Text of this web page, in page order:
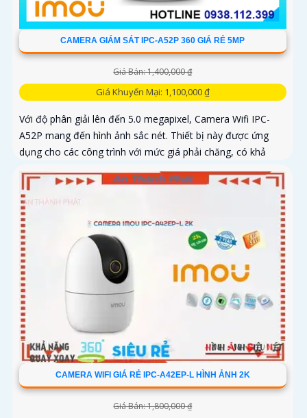
CAMERA GIÁM SÁT IPC-A52P 360 GIÁ RẺ 5MP
Giá Bán: 1,400,000 ₫
Giá Khuyến Mại: 1,100,000 ₫
Với độ phân giải lên đến 5.0 megapixel, Camera Wifi IPC-
A52P mang đến hình ảnh sắc nét. Thiết bị này được ứng
dụng cho các công trình với mức giá phải chăng, có khả
năng quan...
CAMERA WIFI GIÁ RẺ IPC-A42EP-L HÌNH ẢNH 2K
Giá Bán: 1,800,000 ₫